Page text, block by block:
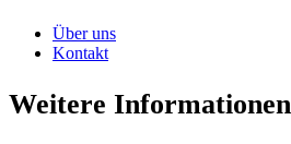
Über uns
Kontakt
Weitere Informationen